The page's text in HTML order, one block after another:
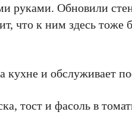
руками. Обновили
что к ним здесь тоже
кухне и обслуживает
тост и фасоль в